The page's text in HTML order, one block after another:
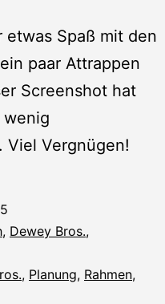
Spaß mit den
paar Attrappen
Screenshot hat
Viel Vergnügen!
, Dewey Bros.,
, Planung, Rahmen,